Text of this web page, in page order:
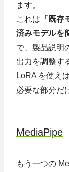
ます。
これは 「既
済みモデルを
で、製品説明
出力を調整す
LoRA を使え
必要な部分だ
MediaPipe
もう一つの